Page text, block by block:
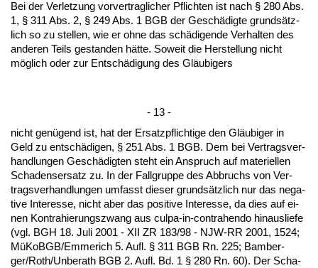
Bei der Ver­let­zung vor­ver­trag­li­cher Pflich­ten ist nach § 280 Abs.
1, § 311 Abs. 2, § 249 Abs. 1 BGB der Geschädig­te grundsätz­
lich so zu stel­len, wie er oh­ne das schädi­gen­de Ver­hal­ten des
an­de­ren Teils ge­stan­den hätte. So­weit die Her­stel­lung nicht
möglich oder zur Entschädi­gung des Gläubi­gers
- 13 -
nicht genügend ist, hat der Er­satz­pflich­ti­ge den Gläubi­ger in
Geld zu entschädi­gen, § 251 Abs. 1 BGB. Dem bei Ver­trags­ver­
hand­lun­gen Geschädig­ten steht ein An­spruch auf ma­te­ri­el­len
Scha­dens­er­satz zu. In der Fall­grup­pe des Ab­bruchs von Ver­
trags­ver­hand­lun­gen um­fasst die­ser grundsätz­lich nur das ne­ga­
ti­ve In­ter­es­se, nicht aber das po­si­ti­ve In­ter­es­se, da dies auf ei­
nen Kon­tra­hie­rungs­zwang aus cul­pa-in-con­tra­hen­do hin­aus­lie­fe
(vgl. BGH 18. Ju­li 2001 - XII ZR 183/98 - NJW-RR 2001, 1524;
MüKoBGB/Em­me­rich 5. Aufl. § 311 BGB Rn. 225; Bam­ber­
ger/Roth/Un­berath BGB 2. Aufl. Bd. 1 § 280 Rn. 60). Der Scha­